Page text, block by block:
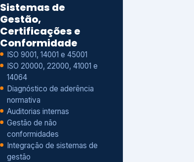
Sistemas de
Gestão,
Certificações e
Conformidade
ISO 9001, 14001 e 45001
ISO 20000, 22000, 41001 e
14064
Diagnóstico de aderência
normativa
Auditorias internas
Gestão de não
conformidades
Integração de sistemas de
gestão